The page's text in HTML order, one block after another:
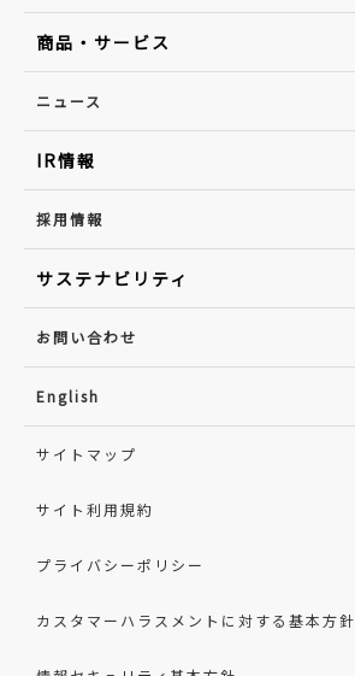
商品・サービス
ニュース
IR情報
採用情報
サステナビリティ
お問い合わせ
English
サイトマップ
サイト利用規約
プライバシーポリシー
カスタマーハラスメントに対する基本方針